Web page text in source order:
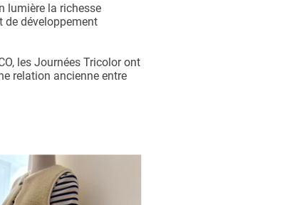
lumière la richesse
de développement
les Journées Tricolor ont
relation ancienne entre